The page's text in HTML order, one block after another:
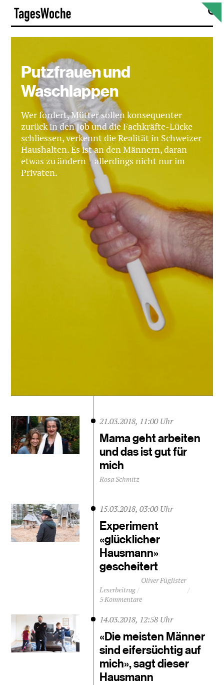
Skip
content
Putzfrauen und
Waschlappen
Wer fordert, Mütter sollen konsequenter
zurück in den Job und die Fachkräfte-Lücke
schliessen, verkennt die Realität in Schweizer
Haushalten. Es ist an den Männern, daran
etwas zu ändern – allerdings nicht nur im
Privaten.
21.03.2018, 11:00 Uhr
Mama geht arbeiten
und das ist gut für
mich
Rosa Schmitz
15.03.2018, 03:00 Uhr
Experiment
«glücklicher
Hausmann»
gescheitert
Leserbeitrag
Oliver Füglister
5 Kommentare
14.03.2018, 12:58 Uhr
«Die meisten Männer
sind eifersüchtig auf
mich», sagt dieser
Hausmann